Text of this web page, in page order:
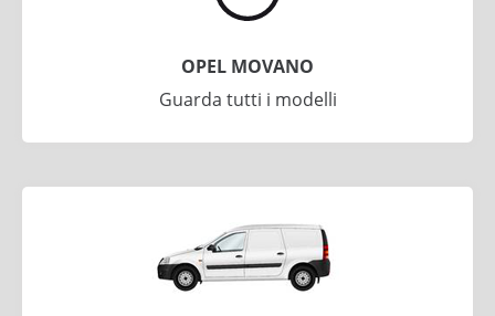
OPEL MOVANO
Guarda tutti i modelli